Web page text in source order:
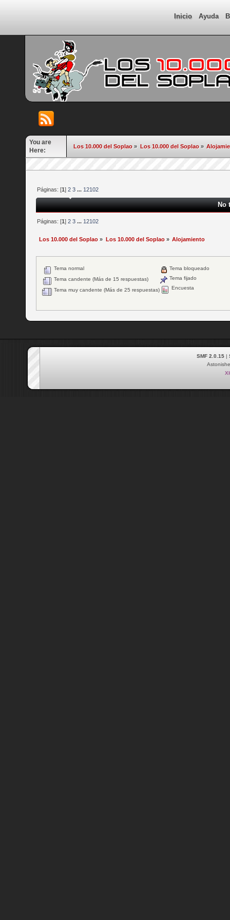
Inicio Ayuda
You are
Here:
Los 10.000 del Soplao » Los 10.000 del Soplao»
Páginas: [1]2 3 ... 12102
No
Páginas: [1]2 3 ... 12102
Los 10.000 del Soplao » Los 10.000 del Soplao» Alojamiento
Tema normal
Tema candente (Más de 15 respuestas)
Tema muy candente (Más de 25 respuestas)
Tema bloqueado
Tema fijado
Encuesta
SMF 2.0.15|